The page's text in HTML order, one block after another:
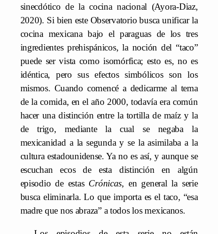
sinecdótico de la cocina nacional (Ayora-Diaz,
2020). Si bien este Observatorio busca unificar la
cocina mexicana bajo el paraguas de los tres
ingredientes prehispánicos, la noción del “taco”
puede ser vista como isomórfica; esto es, no es
idéntica, pero sus efectos simbólicos son los
mismos. Cuando comencé a dedicarme al tema
de la comida, en el año 2000, todavía era común
hacer una distinción entre la tortilla de maíz y la
de trigo, mediante la cual se negaba la
mexicanidad a la segunda y se la asimilaba a la
cultura estadounidense. Ya no es así, y aunque se
escuchan ecos de esta distinción en algún
episodio de estas Crónicas, en general la serie
busca eliminarla. Lo que importa es el taco, “esa
madre que nos abraza” a todos los mexicanos.